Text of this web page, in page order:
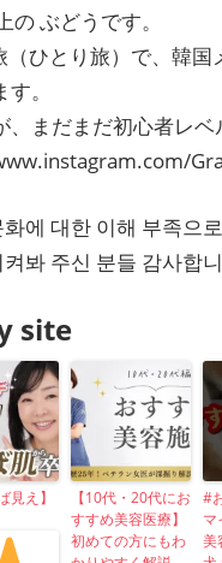
ぶどうです。
ひとり旅）で、韓
。
まだまだ初心者レベ
에 대한 이해 부족으
봐 주신 분들 감사합
site
見え】
【10代・20代にお
すすめ美容医療】
初めての方にもわ
#
美